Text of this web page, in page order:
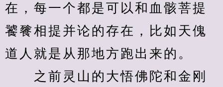
在，每一个都是可以和血骸菩提
饕餮相提并论的存在，比如天傀
道人就是从那地方跑出来的。
之前灵山的大悟佛陀和金刚